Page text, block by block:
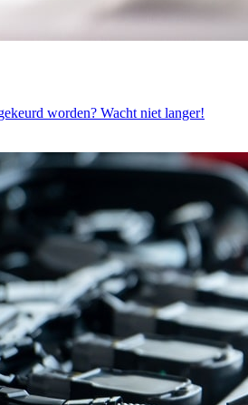
worden? Wacht niet langer!